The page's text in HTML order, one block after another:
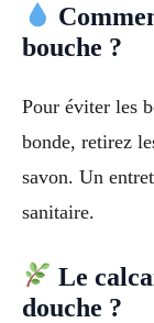
bouche ?
Pour éviter les
bonde, retirez
savon. Un
sanitaire.
Le
douche ?